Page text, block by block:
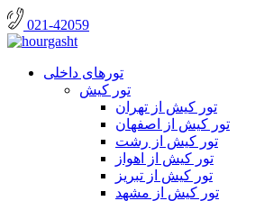
021-42059
تورهای داخلی
تور کیش
تور کیش از تهران
تور کیش از اصفهان
تور کیش از رشت
تور کیش از اهواز
تور کیش از تبریز
تور کیش از مشهد